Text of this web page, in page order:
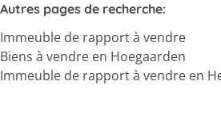
Max. budget
Autres pages de recherche:
Immeuble de rapport à vendre
Biens à vendre en Hoegaarden
Immeuble de rapport à vendre en